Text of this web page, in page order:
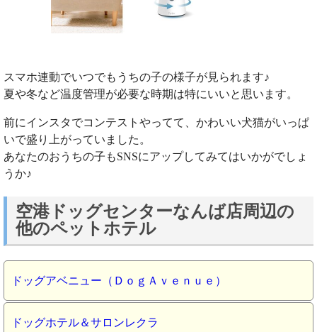
スマホ連動でいつでもうちの子の様子が見られます♪
夏や冬など温度管理が必要な時期は特にいいと思います。
前にインスタでコンテストやってて、かわいい犬猫がいっぱ
いで盛り上がっていました。
あなたのおうちの子もSNSにアップしてみてはいかがでしょ
うか♪
空港ドッグセンターなんば店周辺の
他のペットホテル
ドッグアベニュー（ＤｏｇＡｖｅｎｕｅ）
ドッグホテル＆サロンレクラ